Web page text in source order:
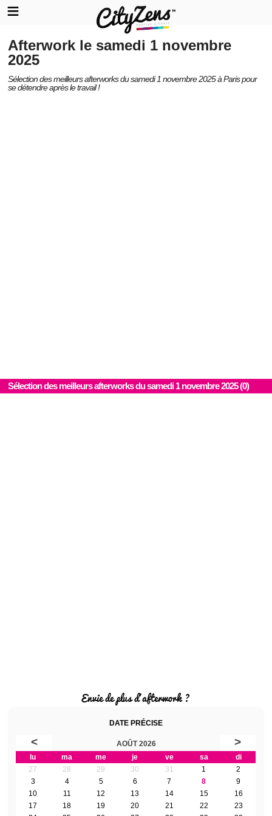
Afterwork le samedi 1 novembre
2025
Sélection des meilleurs afterworks du samedi 1 novembre 2025 à Paris pour
se détendre après le travail !
Sélection des meilleurs afterworks du samedi 1 novembre 2025 (0)
Envie de plus d'afterwork ?
DATE PRÉCISE
< AOÛT 2026 >
lu ma me je ve sa
di
27
28 29 30 31 1
2
3
4 5 6 7 8
9
10
11 12 13 14 15
16
17
18 19 20 21 22
23